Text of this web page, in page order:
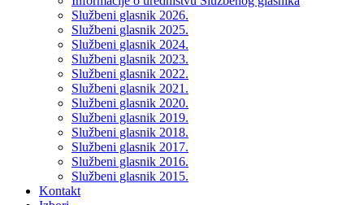
Službeni glasnik 2026.
Službeni glasnik 2025.
Službeni glasnik 2024.
Službeni glasnik 2023.
Službeni glasnik 2022.
Službeni glasnik 2021.
Službeni glasnik 2020.
Službeni glasnik 2019.
Službeni glasnik 2018.
Službeni glasnik 2017.
Službeni glasnik 2016.
Službeni glasnik 2015.
Kontakt